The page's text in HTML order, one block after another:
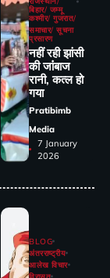
बिहार/ जम्मू
कश्मीर/ गुजरात/
समाचार/ सूचना
प्रसारण
नहीं रही झांसी
की जांंबाज
रानी, कत्‍ल हो
गया
Pratibimb
Media
7 January
2026
BLOG
अंतरराष्ट्रीय
आलेख विचार